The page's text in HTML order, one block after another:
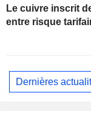
Le cuivre inscrit
entre risque
Dernières